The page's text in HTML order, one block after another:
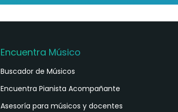
Encuentra Músico
Buscador de Músicos
Encuentra Pianista Acompañante
Asesoría para músicos y docentes